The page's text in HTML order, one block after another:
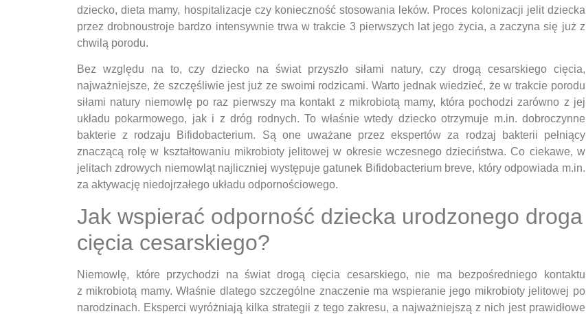
dziecko, dieta mamy, hospitalizacje czy konieczność stosowania leków. Proces kolonizacji jelit dziecka
przez drobnoustroje bardzo intensywnie trwa w trakcie 3 pierwszych lat jego życia, a zaczyna się już z
chwilą porodu.
Bez względu na to, czy dziecko na świat przyszło siłami natury, czy drogą cesarskiego cięcia,
najważniejsze, że szczęśliwie jest już ze swoimi rodzicami. Warto jednak wiedzieć, że w trakcie porodu
siłami natury niemowlę po raz pierwszy ma kontakt z mikrobiotą mamy, która pochodzi zarówno z jej
układu pokarmowego, jak i z dróg rodnych. To właśnie wtedy dziecko otrzymuje m.in. dobroczynne
bakterie z rodzaju Bifidobacterium. Są one uważane przez ekspertów za rodzaj bakterii pełniący
znaczącą rolę w kształtowaniu mikrobioty jelitowej w okresie wczesnego dzieciństwa. Co ciekawe, w
jelitach zdrowych niemowląt najliczniej występuje gatunek Bifidobacterium breve, który odpowiada m.in.
za aktywację niedojrzałego układu odpornościowego.
Jak wspierać odporność dziecka urodzonego droga
cięcia cesarskiego?
Niemowlę, które przychodzi na świat drogą cięcia cesarskiego, nie ma bezpośredniego kontaktu
z mikrobiotą mamy. Właśnie dlatego szczególne znaczenie ma wspieranie jego mikrobioty jelitowej po
narodzinach. Eksperci wyróżniają kilka strategii z tego zakresu, a najważniejszą z nich jest prawidłowe